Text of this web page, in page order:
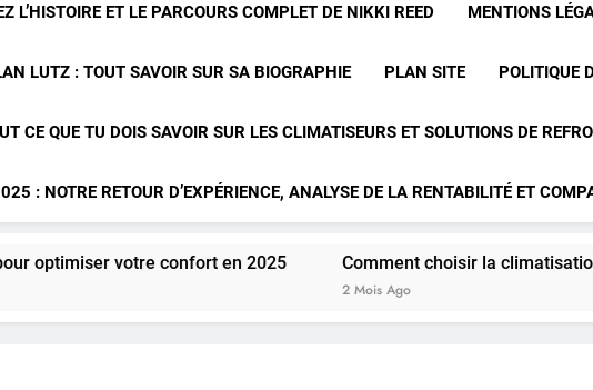
L’HISTOIRE ET LE PARCOURS COMPLET DE NIKKI REED MENTIONS
LUTZ : TOUT SAVOIR SUR SA BIOGRAPHIE PLAN SITE POLITIQUE
CE QUE TU DOIS SAVOIR SUR LES CLIMATISEURS ET SOLUTIONS DE
: NOTRE RETOUR D’EXPÉRIENCE, ANALYSE DE LA RENTABILITÉ ET
confort en 2025 Comment choisir la climatisation idéale pour